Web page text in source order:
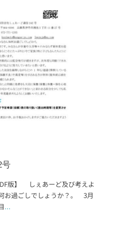
号
版】 しぇあーど及び考えよ
お過ごしでしょうか？。 3月
...